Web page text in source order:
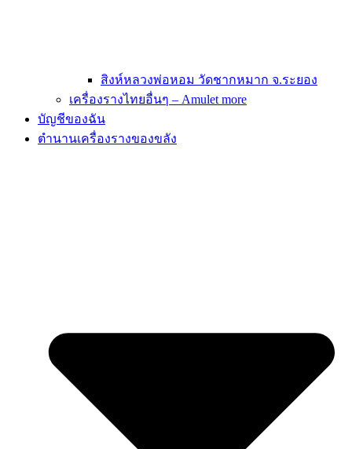
สิงห์หลวงพ่อหอม วัดชากหมาก จ.ระยอง
เครื่องรางไทยอื่นๆ – Amulet more
บัญชีของฉัน
ตำนานเครื่องรางของขลัง